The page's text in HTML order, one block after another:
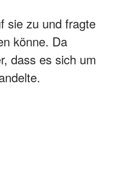
sie zu und fragte
könne. Da
dass es sich um